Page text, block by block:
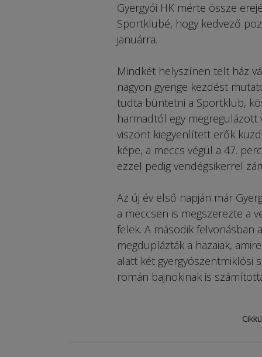
Gyergyói HK mérte össze
Sportklubé, hogy kedvező
januárra.
Mindkét helyszínen telt ház
nagyon gyenge kezdést
tudta büntetni a Sportklub,
harmadtól egy megregulázott
viszont kiegyenlített erők
képe, a meccs végül a 47.
ezzel pedig vendégsikerrel
Az új év első napján már
a meccsen is megszerezte a
felek. A második felvonásban
megduplázták a hazaiak,
alatt két gyergyószentmiklósi
román bajnokinak is